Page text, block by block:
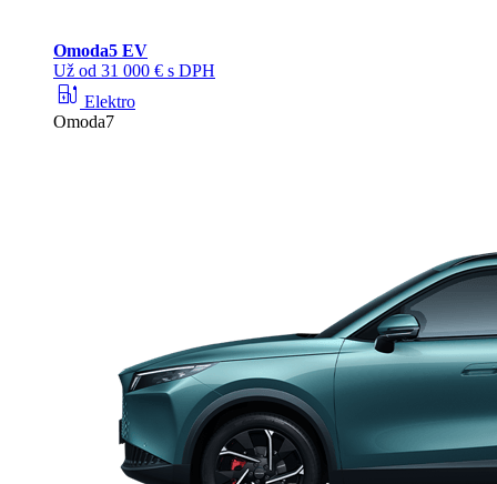
Omoda5 EV
Už od 31 000 € s DPH
ev_station Elektro
Omoda7